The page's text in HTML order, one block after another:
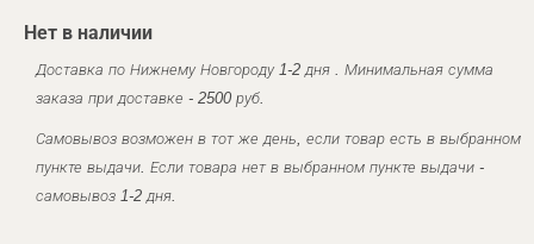
Нет в наличии
Доставка по Нижнему Новгороду 1-2 дня . Минимальная сумма
заказа при доставке - 2500 руб.
Самовывоз возможен в тот же день, если товар есть в выбранном
пункте выдачи. Если товара нет в выбранном пункте выдачи -
самовывоз 1-2 дня.